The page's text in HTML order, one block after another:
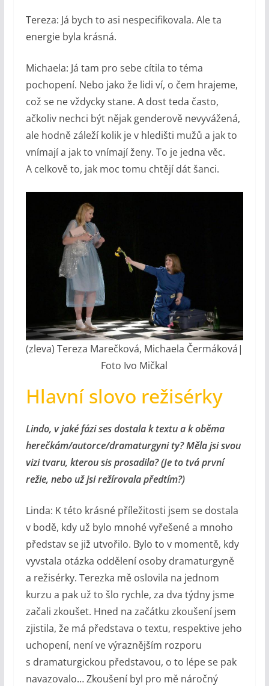
Tereza: Já bych to asi nespecifikovala. Ale ta
energie byla krásná.
Michaela: Já tam pro sebe cítila to téma
pochopení. Nebo jako že lidi ví, o čem hrajeme,
což se ne vždycky stane. A dost teda často,
ačkoliv nechci být nějak genderově nevyvážená,
ale hodně záleží kolik je v hledišti mužů a jak to
vnímají a jak to vnímají ženy. To je jedna věc.
A celkově to, jak moc tomu chtějí dát šanci.
(zleva) Tereza Marečková, Michaela Čermáková|
Foto Ivo Mičkal
Hlavní slovo režisérky
Lindo, v jaké fázi ses dostala k textu a k oběma
herečkám/autorce/dramaturgyni ty? Měla jsi svou
vizi tvaru, kterou sis prosadila?(Je to tvá první
režie, nebo už jsi režírovala předtím?)
Linda: K této krásné příležitosti jsem se dostala
v bodě, kdy už bylo mnohé vyřešené a mnoho
představ se již utvořilo. Bylo to v momentě, kdy
vyvstala otázka oddělení osoby dramaturgyně
a režisérky. Terezka mě oslovila na jednom
kurzu a pak už to šlo rychle, za dva týdny jsme
začali zkoušet. Hned na začátku zkoušení jsem
zjistila, že má představa o textu, respektive jeho
uchopení, není ve výraznějším rozporu
s dramaturgickou představou, o to lépe se pak
navazovalo… Zkoušení byl pro mě náročný